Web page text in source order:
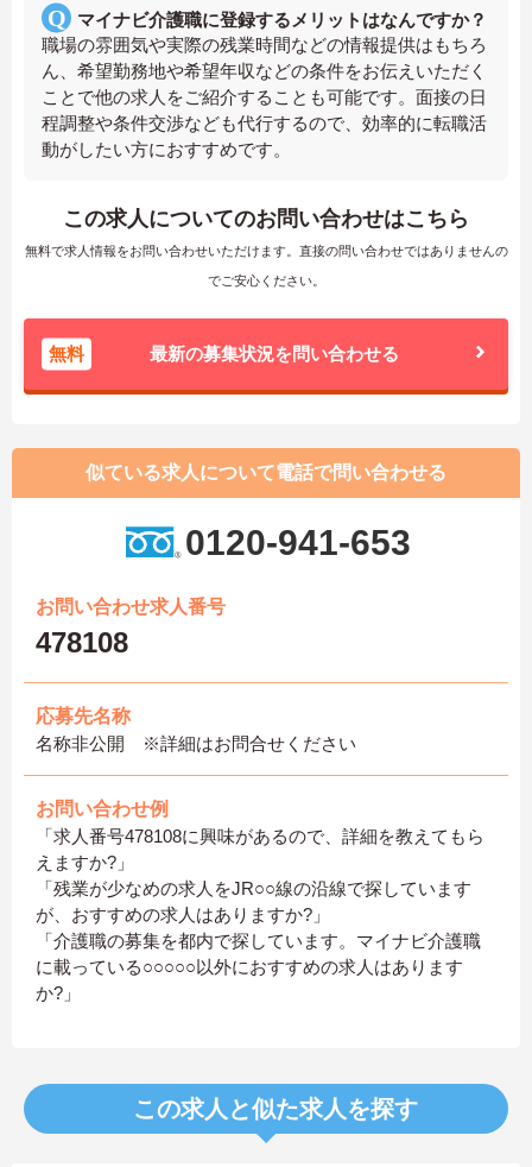
マイナビ介護職に登録するメリットはなんですか？
職場の雰囲気や実際の残業時間などの情報提供はもちろ
ん、希望勤務地や希望年収などの条件をお伝えいただく
ことで他の求人をご紹介することも可能です。面接の日
程調整や条件交渉なども代行するので、効率的に転職活
動がしたい方におすすめです。
この求人についてのお問い合わせはこちら
無料で求人情報をお問い合わせいただけます。直接の問い合わせではありませんの
でご安心ください。
無料 最新の募集状況を問い合わせる
似ている求人について電話で問い合わせる
0120-941-653
お問い合わせ求人番号
478108
応募先名称
名称非公開 ※詳細はお問合せください
お問い合わせ例
「求人番号478108に興味があるので、詳細を教えてもら
えますか?」
「残業が少なめの求人をJR○○線の沿線で探しています
が、おすすめの求人はありますか?」
「介護職の募集を都内で探しています。マイナビ介護職
に載っている○○○○○以外におすすめの求人はあります
か?」
この求人と似た求人を探す